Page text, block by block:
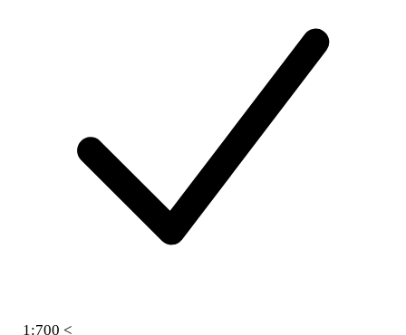
1:700 <